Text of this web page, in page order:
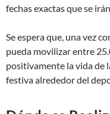
fechas exactas que se
Se espera que, una vez
pueda movilizar entre
positivamente la vida de
festiva alrededor del